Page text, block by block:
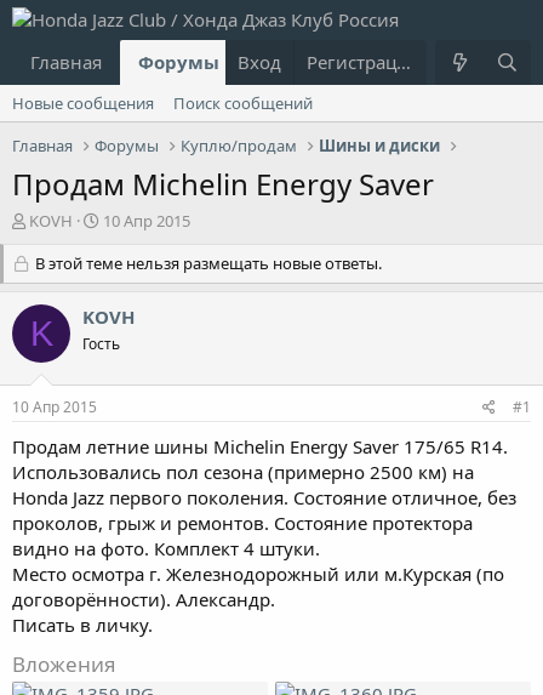
Главная Форумы Что нового?
Вход Регистрация
Новые сообщения
Поиск сообщений
Главная
Форумы Куплю/продам Шины и диски
Продам Michelin Energy Saver
А
о
р
т
е
KOVH
Д
т
а
н
а
ч
10 Апр 2015
В этой теме нельзя размещать новые ответы.
K KOVH
Гость
10 Апр 2015 #1
Продам летние шины Michelin Energy Saver 175/65 R14.
Использовались пол сезона (примерно 2500 км) на
Honda Jazz первого поколения. Состояние отличное, без
проколов, грыж и ремонтов. Состояние протектора
видно на фото. Комплект 4 штуки.
Место осмотра г. Железнодорожный или м.Курская (по
договорённости). Александр.
Писать в личку.
Вложения